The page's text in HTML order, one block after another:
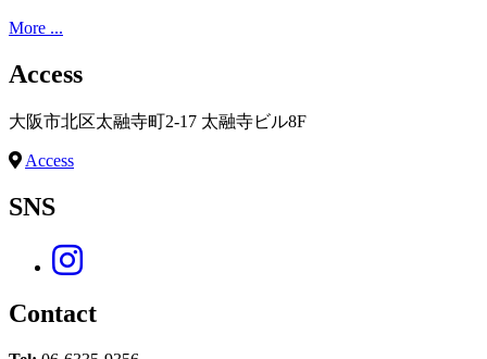
More ...
Access
大阪市北区太融寺町2-17 太融寺ビル8F
Access
SNS
Contact